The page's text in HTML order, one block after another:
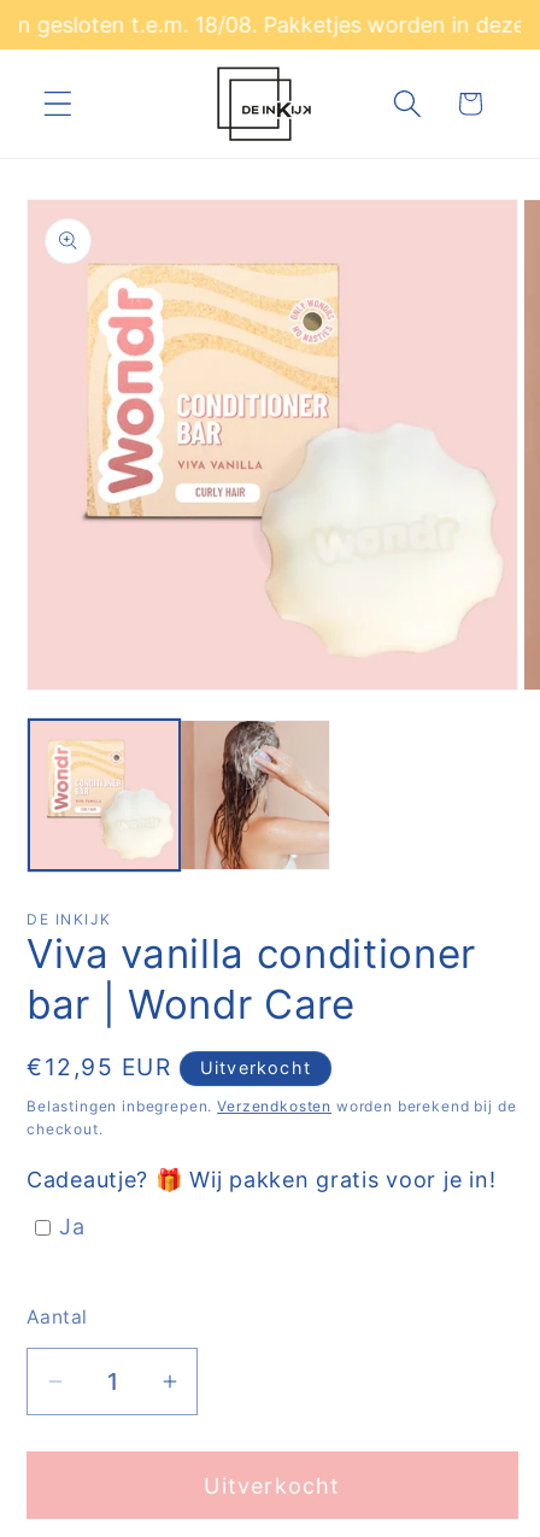
t.e.m. 18/08. Pakketjes worden in deze
naar de
content
Winkelwagen
1
modaal
DE INKIJK
Viva vanilla conditioner
bar | Wondr Care
Normale
prijs
€12,95 EUR Uitverkocht
Belastingen inbegrepen.Verzendkosten worden berekend bij de
checkout.
Cadeautje? 🎁 Wij pakken gratis voor je in!
Ja
Aantal
Aantal
Aantal
voor
vanilla
Aantal
voor
Viva
vanilla
Uitverkocht